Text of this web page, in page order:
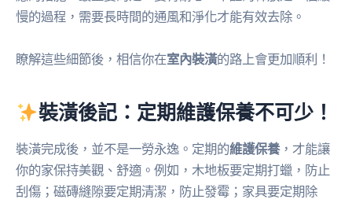
慢的過程，需要長時間的通風和淨化才能有效去除。
瞭解這些細節後，相信你在室內裝潢的路上會更加順利！
裝潢後記：定期維護保養不可少！
裝潢完成後，並不是一勞永逸。定期的維護保養，才能讓
你的家保持美觀、舒適。例如，木地板要定期打蠟，防止
刮傷；磁磚縫隙要定期清潔，防止發霉；家具要定期除